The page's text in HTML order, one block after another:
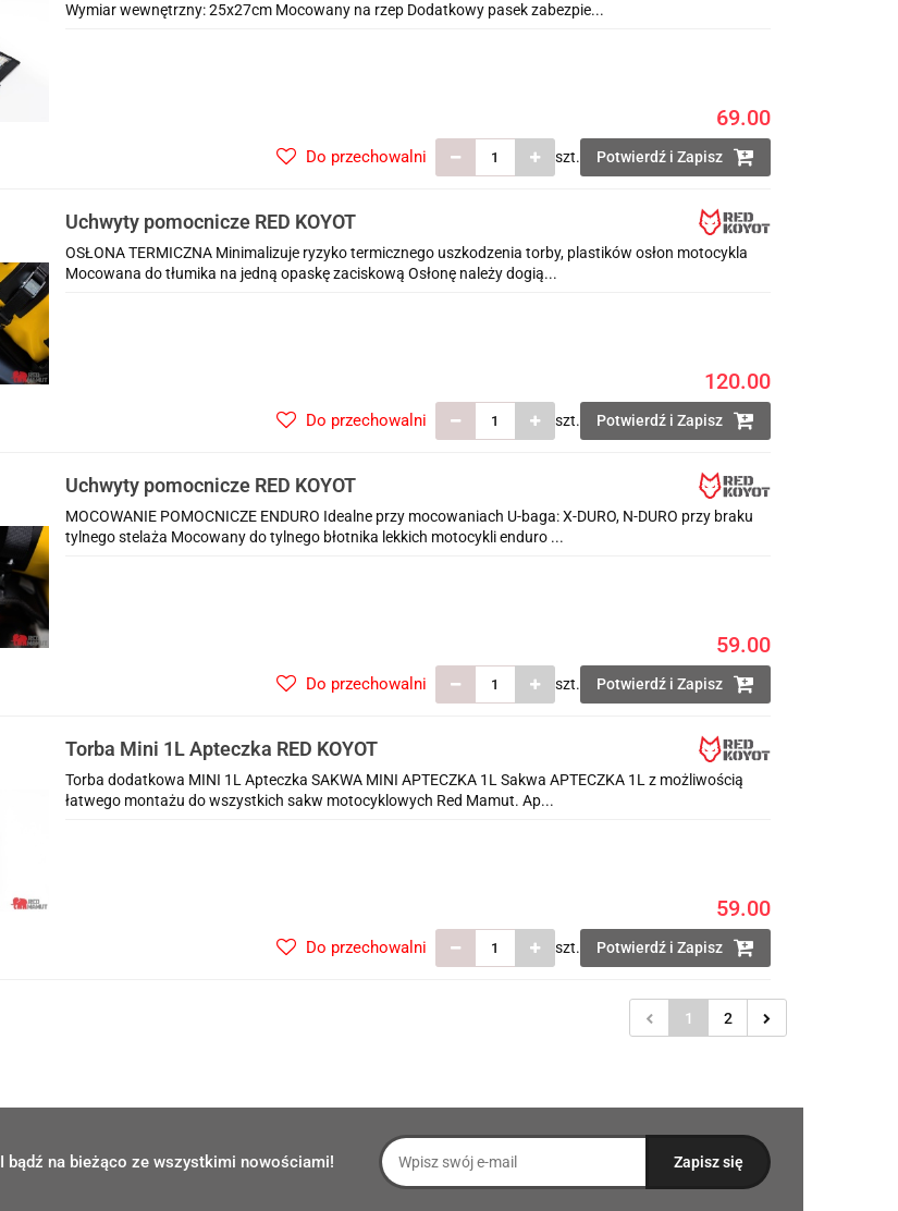
Wymiar wewnętrzny: 25x27cm Mocowany na rzep Dodatkowy pasek zabezpie...
69.00
szt. Potwierdź i Zapisz
Do przechowalni
Uchwyty pomocnicze RED KOYOT
OSŁONA TERMICZNA Minimalizuje ryzyko termicznego uszkodzenia torby, plastików osłon motocykla
Mocowana do tłumika na jedną opaskę zaciskową Osłonę należy dogią...
120.00
szt. Potwierdź i Zapisz
Do przechowalni
Uchwyty pomocnicze RED KOYOT
MOCOWANIE POMOCNICZE ENDURO Idealne przy mocowaniach U-baga: X-DURO, N-DURO przy braku
tylnego stelaża Mocowany do tylnego błotnika lekkich motocykli enduro ...
59.00
szt. Potwierdź i Zapisz
Do przechowalni
Torba Mini 1L Apteczka RED KOYOT
Torba dodatkowa MINI 1L Apteczka SAKWA MINI APTECZKA 1L Sakwa APTECZKA 1L z możliwością
łatwego montażu do wszystkich sakw motocyklowych Red Mamut. Ap...
59.00
szt. Potwierdź i Zapisz
Do przechowalni
1 2
I bądź na bieżąco ze wszystkimi nowościami!